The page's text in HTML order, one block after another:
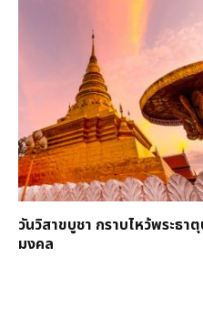
วันวิสาขบูชา กราบไหว้พระธา
มงคล